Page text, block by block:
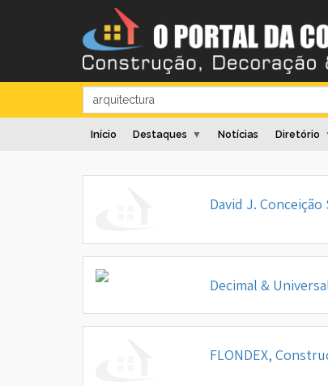
Início Destaques ▼ Notícias Diretório
David J. Conceição
Decimal &
FLONDEX,